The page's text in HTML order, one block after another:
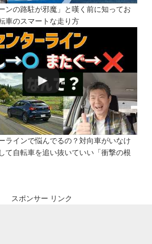
ンの路駐が邪魔」と嘆く前に知ってお
車のスマートな走り方
ラインで悩んでるの？対向車がいなけ
て自転車を追い抜いていい「衝撃の根
スポンサー リンク